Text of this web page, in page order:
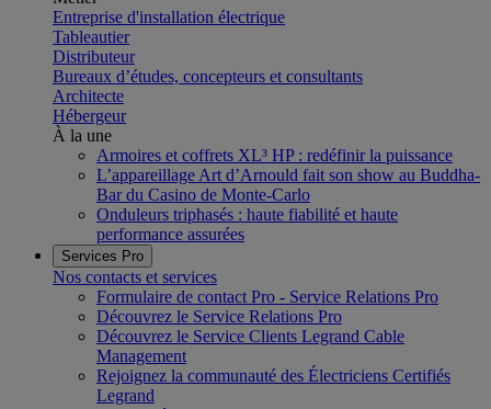
Entreprise d'installation électrique
Tableautier
Distributeur
Bureaux d’études, concepteurs et consultants
Architecte
Hébergeur
À la une
Armoires et coffrets XL³ HP : redéfinir la puissance
L’appareillage Art d’Arnould fait son show au Buddha-
Bar du Casino de Monte-Carlo
Onduleurs triphasés : haute fiabilité et haute
performance assurées
Services Pro
Nos contacts et services
Formulaire de contact Pro - Service Relations Pro
Découvrez le Service Relations Pro
Découvrez le Service Clients Legrand Cable
Management
Rejoignez la communauté des Électriciens Certifiés
Legrand